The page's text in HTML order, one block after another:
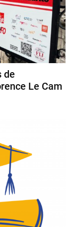
de
Le Cam